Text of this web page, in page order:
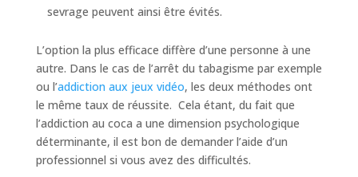
sevrage peuvent ainsi être évités.
L’option la plus efficace diffère d’une personne à une
autre. Dans le cas de l’arrêt du tabagisme par exemple
ou l’addiction aux jeux vidéo, les deux méthodes ont
le même taux de réussite. Cela étant, du fait que
l’addiction au coca a une dimension psychologique
déterminante, il est bon de demander l’aide d’un
professionnel si vous avez des difficultés.